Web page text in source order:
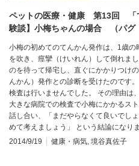
ペットの医療・健康 第13回 「
験談】小梅ちゃんの場合 （パ
小梅の初めてのてんかん発作は、1歳
を吹き、痙攣（けいれん）して倒れま
のを待って帰宅し、直ぐにかかりつけ
んかん）発作との診断を受けたのです
検査は行いませんでした。 その理由は
大きな病院での検査で小梅にかかるス
話し合い、「まだやらなくて良いでし
めて考えましょう」 という結論になりま
2014/9/19
健康・病気, 境谷真佐子